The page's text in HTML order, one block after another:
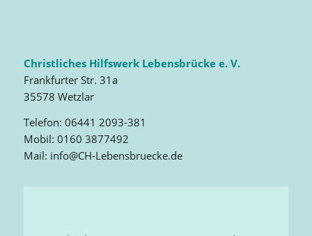
Christliches Hilfswerk Lebensbrücke e. V.
Frankfurter Str. 31a
35578 Wetzlar
Telefon: 06441 2093-381
Mobil: 0160 3877492
Mail: info@CH-Lebensbruecke.de